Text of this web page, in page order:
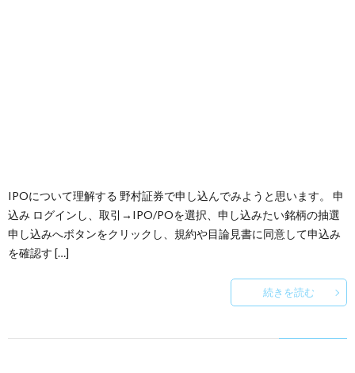
IPOについて理解する 野村証券で申し込んでみようと思います。 申
込み ログインし、取引→IPO/POを選択、申し込みたい銘柄の抽選
申し込みへボタンをクリックし、規約や目論見書に同意して申込み
を確認す […]
続きを読む